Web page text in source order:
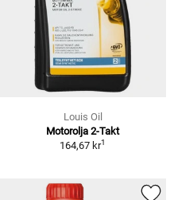
Louis Oil
Motorolja 2-Takt
164,67 kr1